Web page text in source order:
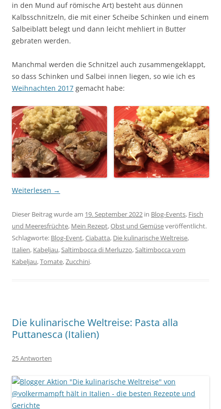
in den Mund auf römische Art) besteht aus dünnen
Kalbsschnitzeln, die mit einer Scheibe Schinken und einem
Salbeiblatt belegt und dann leicht mehliert in Butter
gebraten werden.
Manchmal werden die Schnitzel auch zusammengeklappt,
so dass Schinken und Salbei innen liegen, so wie ich es
Weihnachten 2017 gemacht habe:
Weiterlesen →
Dieser Beitrag wurde am 19. September 2022 in Blog-Events, Fisch
und Meeresfrüchte, Mein Rezept,Obst und Gemüseveröffentlicht.
Schlagworte: Blog-Event,Ciabatta, Die kulinarische Weltreise,
Italien, Kabeljau,Saltimbocca di Merluzzo,Saltimbocca vom
Kabeljau,Tomate,Zucchini.
Die kulinarische Weltreise: Pasta alla
Puttanesca (Italien)
25 Antworten